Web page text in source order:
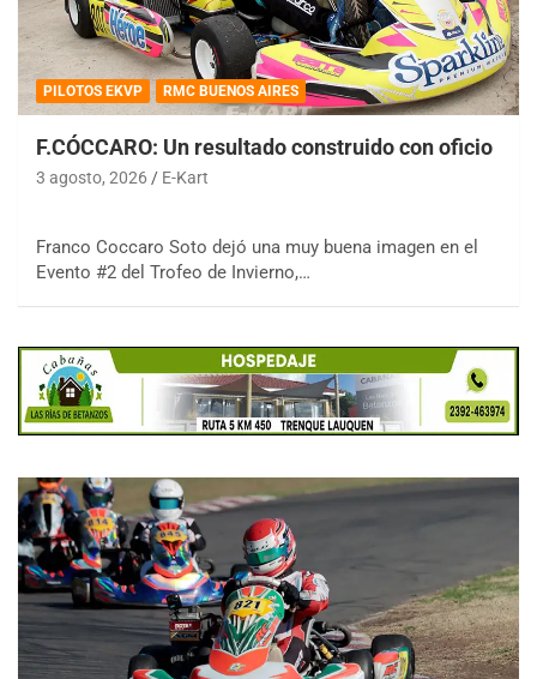
PILOTOS EKVP RMC BUENOS AIRES
F.CÓCCARO: Un resultado construido con oficio
3 agosto, 2026 E-Kart
Franco Coccaro Soto dejó una muy buena imagen en el
Evento #2 del Trofeo de Invierno,…